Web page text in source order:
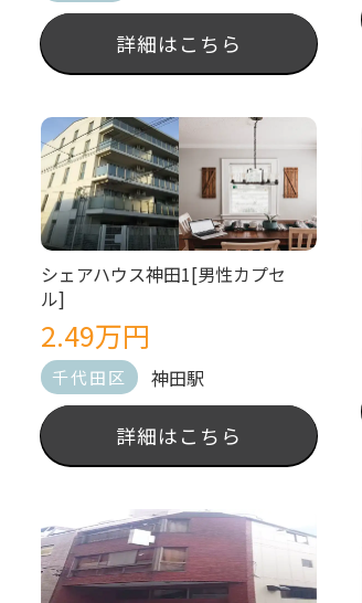
詳細はこちら
シェアハウス神田1[男性カプセ
ル]
2.49万円
千代田区 神田駅
詳細はこちら